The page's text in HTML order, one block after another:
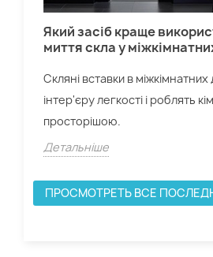
Який засіб краще
миття скла у
Скляні вставки в
інтер'єру легкості і роблять
просторішою.
Детальніше
ПРОСМОТРЕТЬ ВСЕ